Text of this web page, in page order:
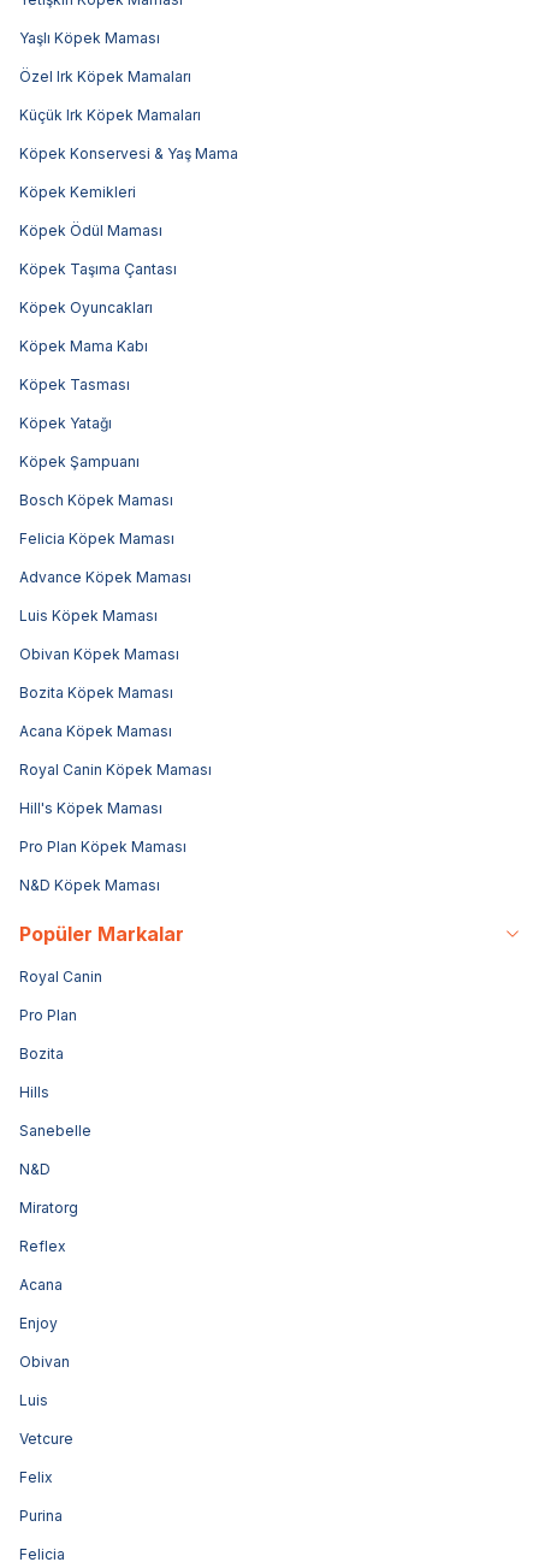
Yaşlı Köpek Maması
Özel Irk Köpek Mamaları
Küçük Irk Köpek Mamaları
Köpek Konservesi & Yaş Mama
Köpek Kemikleri
Köpek Ödül Maması
Köpek Taşıma Çantası
Köpek Oyuncakları
Köpek Mama Kabı
Köpek Tasması
Köpek Yatağı
Köpek Şampuanı
Bosch Köpek Maması
Felicia Köpek Maması
Advance Köpek Maması
Luis Köpek Maması
Obivan Köpek Maması
Bozita Köpek Maması
Acana Köpek Maması
Royal Canin Köpek Maması
Hill's Köpek Maması
Pro Plan Köpek Maması
N&D Köpek Maması
Popüler Markalar
Royal Canin
Pro Plan
Bozita
Hills
Sanebelle
N&D
Miratorg
Reflex
Acana
Enjoy
Obivan
Luis
Vetcure
Felix
Purina
Felicia